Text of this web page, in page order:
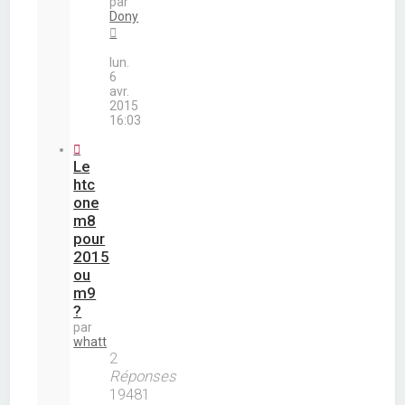
Dony
lun.
6
avr.
2015
16:03
Le
htc
one
m8
pour
2015
ou
m9
?
par
whatt
2
Réponses
19481